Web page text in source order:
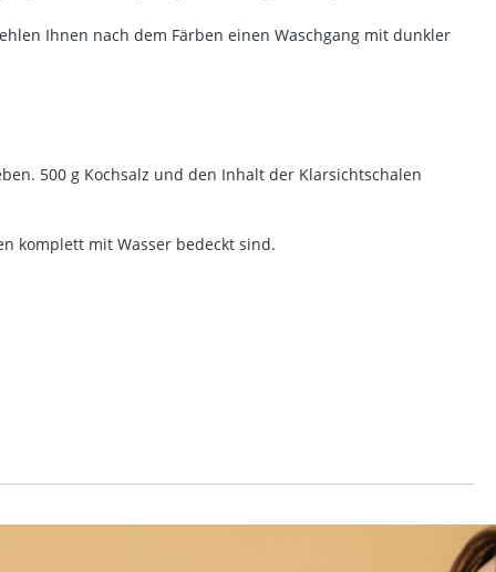
Ihnen nach dem Färben einen Waschgang mit dunkler
500 g Kochsalz und den Inhalt der Klarsichtschalen
komplett mit Wasser bedeckt sind.